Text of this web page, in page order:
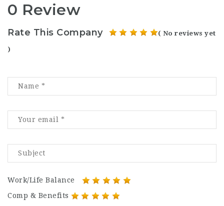
0 Review
Rate This Company ( No reviews yet
)
Work/Life Balance
Comp & Benefits